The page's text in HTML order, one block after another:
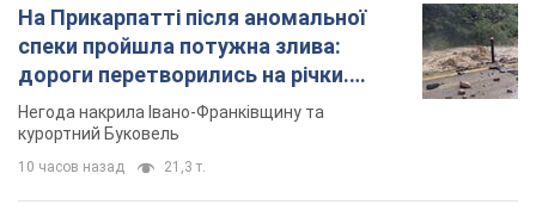
На Прикарпатті після аномальної
спеки пройшла потужна злива:
дороги перетворились на річки.
Відео
Негода накрила Івано-Франківщину та
курортний Буковель
10 часов назад 21,3 т.